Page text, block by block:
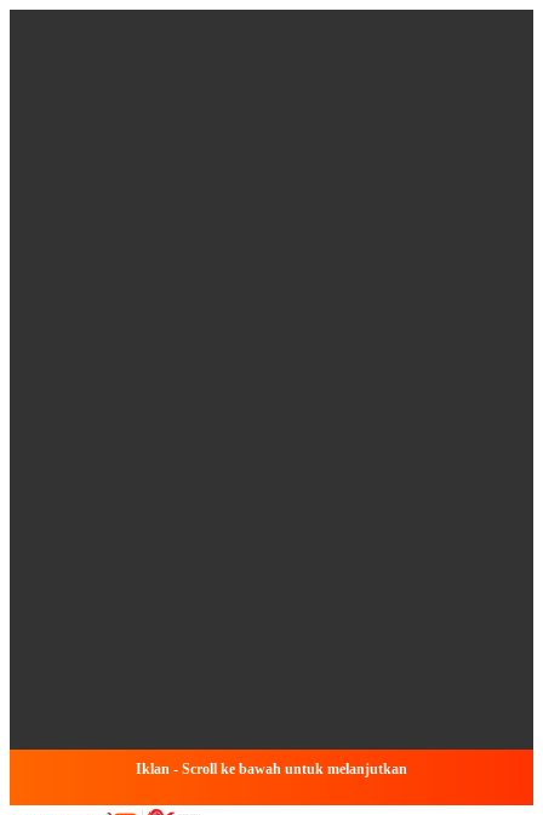
Iklan - Scroll ke bawah untuk melanjutkan